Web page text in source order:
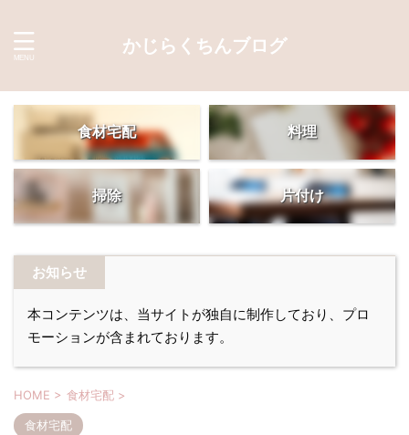
かじらくちんブログ
食材宅配 料理
掃除 片付け
お知らせ
本コンテンツは、当サイトが独自に制作しており、プロ
モーションが含まれております。
HOME > 食材宅配 >
食材宅配